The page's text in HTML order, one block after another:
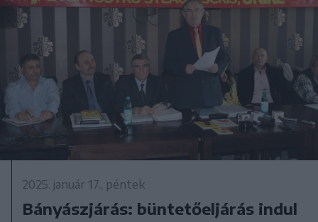
2025. január 17., péntek
Bányászjárás: büntetőeljárás indul